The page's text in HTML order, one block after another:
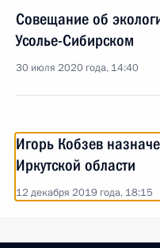
Совещание об
Усолье-Сибирском
30 июля 2020 года, 14:40
Игорь Кобзев
Иркутской области
12 декабря 2019 года, 18:15